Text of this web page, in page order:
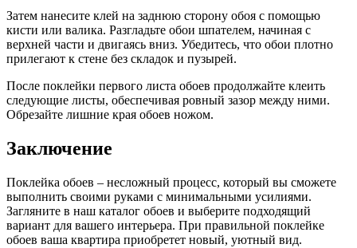
Затем нанесите клей на заднюю сторону обоя с помощью
кисти или валика. Разгладьте обои шпателем, начиная с
верхней части и двигаясь вниз. Убедитесь, что обои плотно
прилегают к стене без складок и пузырей.
После поклейки первого листа обоев продолжайте клеить
следующие листы, обеспечивая ровный зазор между ними.
Обрезайте лишние края обоев ножом.
Заключение
Поклейка обоев – несложный процесс, который вы сможете
выполнить своими руками с минимальными усилиями.
Загляните в наш каталог обоев и выберите подходящий
вариант для вашего интерьера. При правильной поклейке
обоев ваша квартира приобретет новый, уютный вид.